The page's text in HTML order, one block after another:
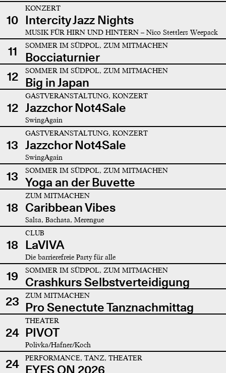
10
KONZERT
Intercity Jazz Nights
MUSIK FÜR HIRN UND HINTERN – Nico Stettlers Weepack
11 SOMMER IM SÜDPOL, ZUM MITMACHEN
Bocciaturnier
12
SOMMER IM SÜDPOL, ZUM MITMACHEN
Big in Japan
12
GASTVERANSTALTUNG, KONZERT
Jazzchor Not4Sale
SwingAgain
13
GASTVERANSTALTUNG, KONZERT
Jazzchor Not4Sale
SwingAgain
13 SOMMER IM SÜDPOL, ZUM MITMACHEN
Yoga an der Buvette
18
ZUM MITMACHEN
Caribbean Vibes
Salsa, Bachata, Merengue
18
CLUB
LaVIVA
Die barrierefreie Party für alle
19 SOMMER IM SÜDPOL, ZUM MITMACHEN
Crashkurs Selbstverteidigung
23
ZUM MITMACHEN
Pro Senectute Tanznachmittag
24
THEATER
PIVOT
Polivka/Hafner/Koch
24 PERFORMANCE, TANZ, THEATER
EYES ON 2026